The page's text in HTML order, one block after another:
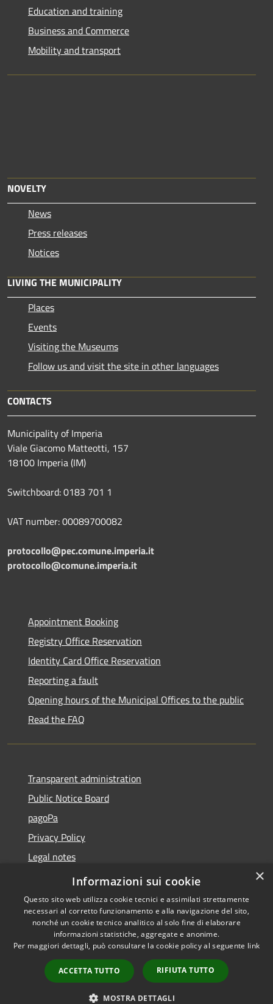
Education and training
Business and Commerce
Mobility and transport
NOVELTY
News
Press releases
Notices
LIVING THE MUNICIPALITY
Places
Events
Visiting the Museums
Follow us and visit the site in other languages
CONTACTS
Municipality of Imperia
Viale Giacomo Matteotti, 157
18100 Imperia (IM)
Switchboard: 0183 701 1
VAT number: 00089700082
protocollo@pec.comune.imperia.it
protocollo@comune.imperia.it
Appointment Booking
Registry Office Reservation
Identity Card Office Reservation
Reporting a fault
Opening hours of the Municipal Offices to the public
Read the FAQ
Transparent administration
Public Notice Board
pagoPa
Privacy Policy
Legal notes
Accessibility Statement
Accessibility
Copyright © 2026 • Città di
Imperia • Powered by
Municipium•
Admin
access
×
Informazioni sui cookie
Questo sito web utilizza cookie tecnici e assimilati strettamente
necessari al corretto funzionamento e alla navigazione del sito,
nonché un cookie tecnico analitico al solo fine di elaborare
informazioni statistiche, aggregate e anonime.
Per maggiori dettagli, può consultare la cookie policy al seguente link
ACCETTA TUTTO RIFIUTA TUTTO
MOSTRA DETTAGLI